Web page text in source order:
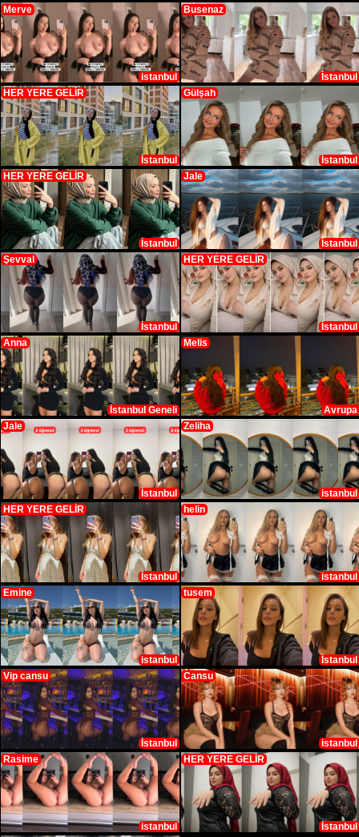
Merve
istanbul
Busenaz
İstanbul
HER YERE GELİR
İstanbul
Gülşah
İstanbul
HER YERE GELİR
İstanbul
Jale
İstanbul
Şevval
İstanbul
HER YERE GELİR
İstanbul
Anna
İstanbul Geneli
Melis
Avrupa
Jale
İstanbul
Zeliha
istanbul
HER YERE GELİR
İstanbul
helin
istanbul
Emine
istanbul
tusem
İstanbul
Vip cansu
İstanbul
Cansu
istanbul
Rasime
istanbul
HER YERE GELİR
İstanbul